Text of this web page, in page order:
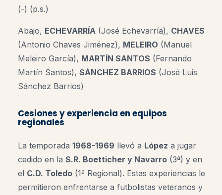
(-) (p.s.)
Abajo, ECHEVARRÍA (José Echevarría), CHAVES
(Antonio Chaves Jiménez), MELEIRO (Manuel
Meleiro García), MARTÍN SANTOS (Fernando
Martín Santos), SÁNCHEZ BARRIOS (José Luis
Sánchez Barrios)
Cesiones y experiencia en equipos
regionales
La temporada 1968-1969 llevó a López a jugar
cedido en la S.R. Boetticher y Navarro (3ª) y en
el C.D. Toledo (1ª Regional). Estas experiencias le
permitieron enfrentarse a futbolistas veteranos y